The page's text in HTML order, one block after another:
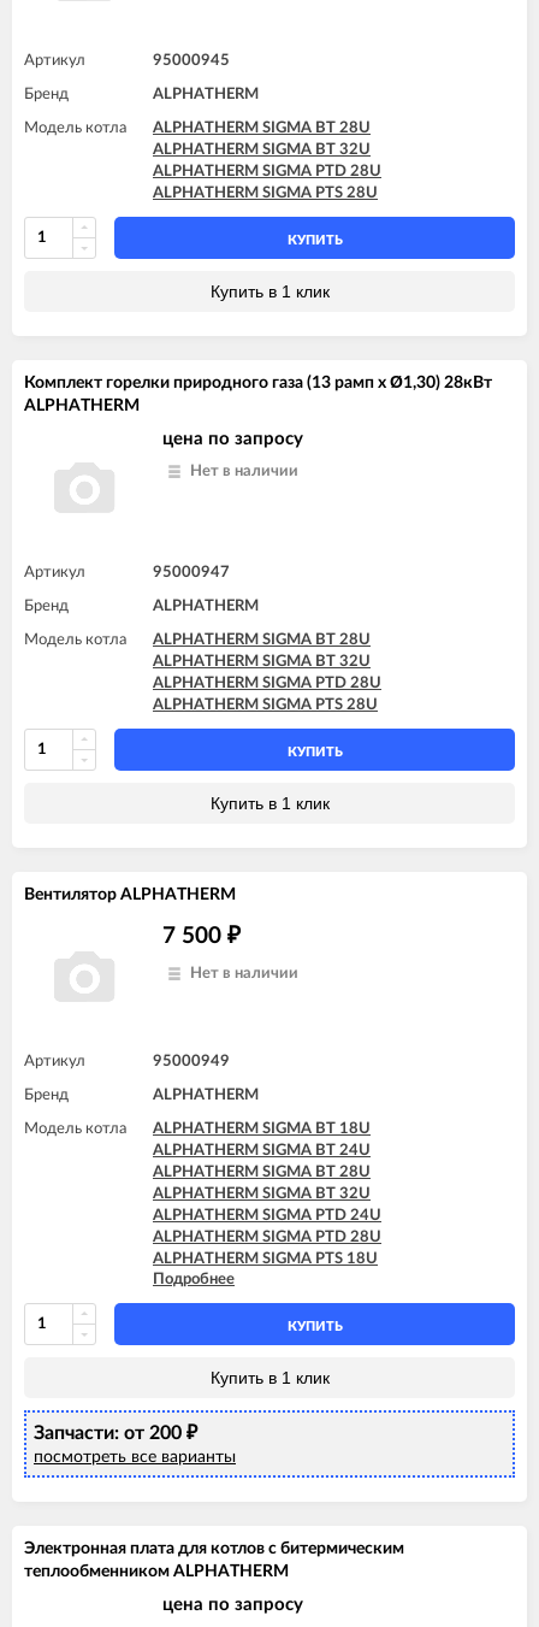
Артикул 95000945
Бренд ALPHATHERM
Модель котла
ALPHATHERM SIGMA BT 28U
ALPHATHERM SIGMA BT 32U
ALPHATHERM SIGMA PTD 28U
ALPHATHERM SIGMA PTS 28U
КУПИТЬ
Купить в 1 клик
Комплект горелки природного газа (13 рамп x Ø1,30) 28кВт
ALPHATHERM
цена по запросу
Нет в наличии
Артикул 95000947
Бренд ALPHATHERM
Модель котла
ALPHATHERM SIGMA BT 28U
ALPHATHERM SIGMA BT 32U
ALPHATHERM SIGMA PTD 28U
ALPHATHERM SIGMA PTS 28U
КУПИТЬ
Купить в 1 клик
Вентилятор ALPHATHERM
7 500 ₽
Нет в наличии
Артикул 95000949
Бренд ALPHATHERM
Модель котла
ALPHATHERM SIGMA BT 18U
ALPHATHERM SIGMA BT 24U
ALPHATHERM SIGMA BT 28U
ALPHATHERM SIGMA BT 32U
ALPHATHERM SIGMA PTD 24U
ALPHATHERM SIGMA PTD 28U
ALPHATHERM SIGMA PTS 18U
ALPHATHERM SIGMA PTS 24U
ALPHATHERM SIGMA PTS 28U
Подробнее
КУПИТЬ
Купить в 1 клик
Запчасти: от 200 ₽
посмотреть все варианты
Электронная плата для котлов с битермическим
теплообменником ALPHATHERM
цена по запросу